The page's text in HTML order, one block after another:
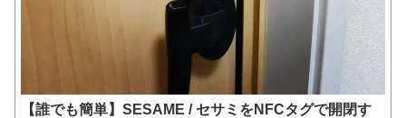
【誰でも簡単】SESAME / セサミをNFCタグで開閉す